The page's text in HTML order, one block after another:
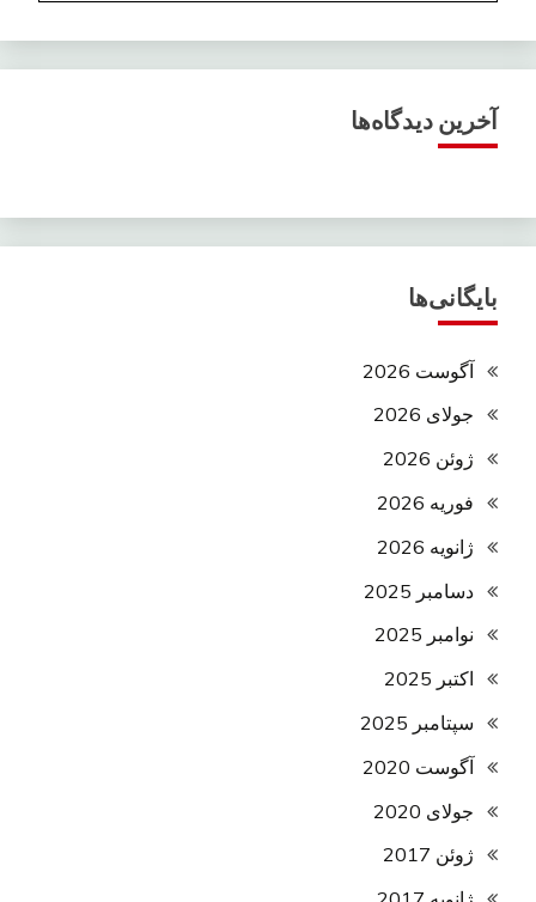
آخرین دیدگاه‌ها
بایگانی‌ها
آگوست 2026
جولای 2026
ژوئن 2026
فوریه 2026
ژانویه 2026
دسامبر 2025
نوامبر 2025
اکتبر 2025
سپتامبر 2025
آگوست 2020
جولای 2020
ژوئن 2017